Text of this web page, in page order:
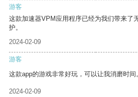
游客
这款加速器VPM应用程序已经为我们带来了
护。
2024-02-09
游客
这款app的游戏非常好玩，可以让我消磨时间
2024-02-09